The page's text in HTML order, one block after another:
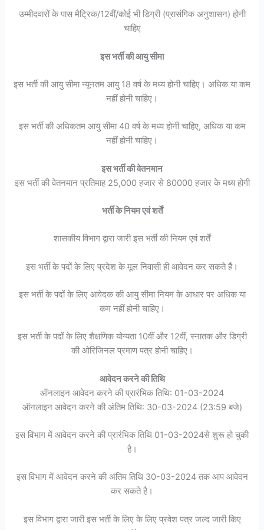
उम्मीदवारों के पास मैट्रिक/12वीं/कोई भी डिग्री (प्रासंगिक अनुशासन) होनी
चाहिए
इस भर्ती की आयु सीमा
इस भर्ती की आयु सीमा न्यूनतम आयु 18 वर्ष के मध्य होनी चाहिए। अधिक या कम
नहीं होनी चाहिए।
इस भर्ती की अधिकतम आयु सीमा 40 वर्ष के मध्य होनी चाहिए, अधिक या कम
नहीं होनी चाहिए।
इस भर्ती की वेतनमान
इस भर्ती की वेतनमान प्रतिमाह 25,000 हजार से 80000 हजार के मध्य होगी
भर्ती के नियम एवं शर्तें
शासकीय विभाग द्वारा जारी इस भर्ती की नियम एवं शर्तें
इस भर्ती के पदों के लिए प्रदेश के मूल निवासी ही आवेदन कर सकते हैं।
इस भर्ती के पदों के लिए आवेदक की आयु सीमा नियम के आधार पर अधिक या
कम नहीं होनी चाहिए।
इस भर्ती के पदों के लिए शैक्षणिक योग्यता 10वीं और 12वीं, स्नातक और डिग्री
की ओरिजिनल प्रमाण पत्र होनी चाहिए।
आवेदन करने की तिथि
ऑनलाइन आवेदन करने की प्रारंभिक तिथि: 01-03-2024
ऑनलाइन आवेदन करने की अंतिम तिथि: 30-03-2024 (23:59 बजे)
इस विभाग में आवेदन करने की प्रारंभिक तिथि 01-03-2024से शुरू हो चुकी
है।
इस विभाग में आवेदन करने की अंतिम तिथि 30-03-2024 तक आप आवेदन
कर सकते है।
इस विभाग द्वारा जारी इस भर्ती के लिए के लिए प्रवेश पत्र जल्द जारी किए